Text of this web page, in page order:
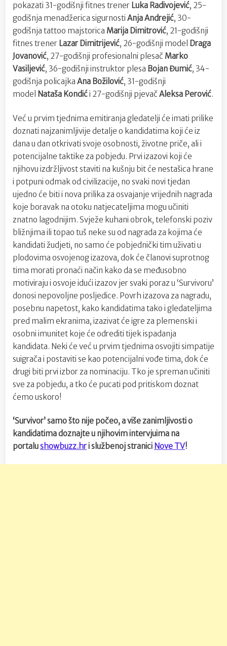
pokazati 31-godišnji fitnes trener Luka Radivojević, 25-
godišnja menadžerica sigurnosti Anja Andrejić, 30-
godišnja tattoo majstorica Marija Dimitrović, 21-godišnji
fitnes trener Lazar Dimitrijević, 26-godišnji model Draga
Jovanović, 27-godišnji profesionalni plesač Marko
Vasiljević, 36-godišnji instruktor plesa Bojan Đumić, 34-
godišnja policajka Ana Božilović, 31-godišnji
model Nataša Kondići 27-godišnji pjevač Aleksa Perović.
Već u prvim tjednima emitiranja gledatelji će imati prilike
doznati najzanimljivije detalje o kandidatima koji će iz
dana u dan otkrivati svoje osobnosti, životne priče, ali i
potencijalne taktike za pobjedu. Prvi izazovi koji će
njihovu izdržljivost staviti na kušnju bit će nestašica hrane
i potpuni odmak od civilizacije, no svaki novi tjedan
ujedno će biti i nova prilika za osvajanje vrijednih nagrada
koje boravak na otoku natjecateljima mogu učiniti
znatno lagodnijim. Svježe kuhani obrok, telefonski poziv
bližnjima ili topao tuš neke su od nagrada za kojima će
kandidati žudjeti, no samo će pobjednički tim uživati u
plodovima osvojenog izazova, dok će članovi suprotnog
tima morati pronaći način kako da se međusobno
motiviraju i osvoje idući izazov jer svaki poraz u ‘Survivoru’
donosi nepovoljne posljedice. Povrh izazova za nagradu,
posebnu napetost, kako kandidatima tako i gledateljima
pred malim ekranima, izazivat će igre za plemenski i
osobni imunitet koje će odrediti tijek ispadanja
kandidata. Neki će već u prvim tjednima osvojiti simpatije
suigrača i postaviti se kao potencijalni vođe tima, dok će
drugi biti prvi izbor za nominaciju. Tko je spreman učiniti
sve za pobjedu, a tko će pucati pod pritiskom doznat
ćemo uskoro!
‘Survivor’ samo što nije počeo, a više zanimljivosti o
kandidatima doznajte u njihovim intervjuima na
portalushowbuzz.hri službenoj stranici Nove TV!